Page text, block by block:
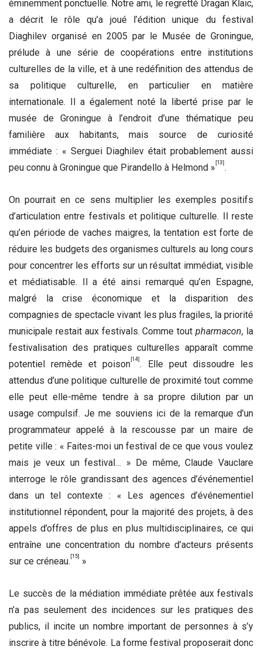
éminemment ponctuelle. Notre ami, le regretté Dragan Klaic,
a décrit le rôle qu’a joué l’édition unique du festival
Diaghilev organisé en 2005 par le Musée de Groningue,
prélude à une série de coopérations entre institutions
culturelles de la ville, et à une redéfinition des attendus de
sa politique culturelle, en particulier en matière
internationale. Il a également noté la liberté prise par le
musée de Groningue à l’endroit d’une thématique peu
familière aux habitants, mais source de curiosité
immédiate : « Serguei Diaghilev était probablement aussi
peu connu à Groningue que Pirandello à Helmond » [13] .
On pourrait en ce sens multiplier les exemples positifs
d’articulation entre festivals et politique culturelle. Il reste
qu’en période de vaches maigres, la tentation est forte de
réduire les budgets des organismes culturels au long cours
pour concentrer les efforts sur un résultat immédiat, visible
et médiatisable. Il a été ainsi remarqué qu’en Espagne,
malgré la crise économique et la disparition des
compagnies de spectacle vivant les plus fragiles, la priorité
municipale restait aux festivals. Comme toutpharmacon, la
festivalisation des pratiques culturelles apparaît comme
potentiel remède et poison [14] . Elle peut dissoudre les
attendus d’une politique culturelle de proximité tout comme
elle peut elle-même tendre à sa propre dilution par un
usage compulsif. Je me souviens ici de la remarque d’un
programmateur appelé à la rescousse par un maire de
petite ville : « Faites-moi un festival de ce que vous voulez
mais je veux un festival… » De même, Claude Vauclare
interroge le rôle grandissant des agences d’événementiel
dans un tel contexte : « Les agences d’événementiel
institutionnel répondent, pour la majorité des projets, à des
appels d’offres de plus en plus multidisciplinaires, ce qui
entraîne une concentration du nombre d’acteurs présents
sur ce créneau. [15] »
Le succès de la médiation immédiate prêtée aux festivals
n’a pas seulement des incidences sur les pratiques des
publics, il incite un nombre important de personnes à s’y
inscrire à titre bénévole. La forme festival proposerait donc